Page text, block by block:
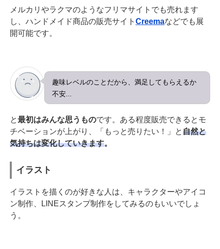
メルカリやラクマのようなフリマサイトでも売れます
し、ハンドメイド商品の販売サイト Creemaなどでも展
開可能です。
趣味レベルのことだから、満足してもらえるか
不安...
と最初はみんな思うものです。ある程度販売できるとモ
チベーションが上がり、「もっと売りたい！」と自然と
気持ちは変化していきます。
イラスト
イラストを描くのが好きな人は、キャラクターやアイコ
ン制作、LINEスタンプ制作をしてみるのもいいでしょ
う。